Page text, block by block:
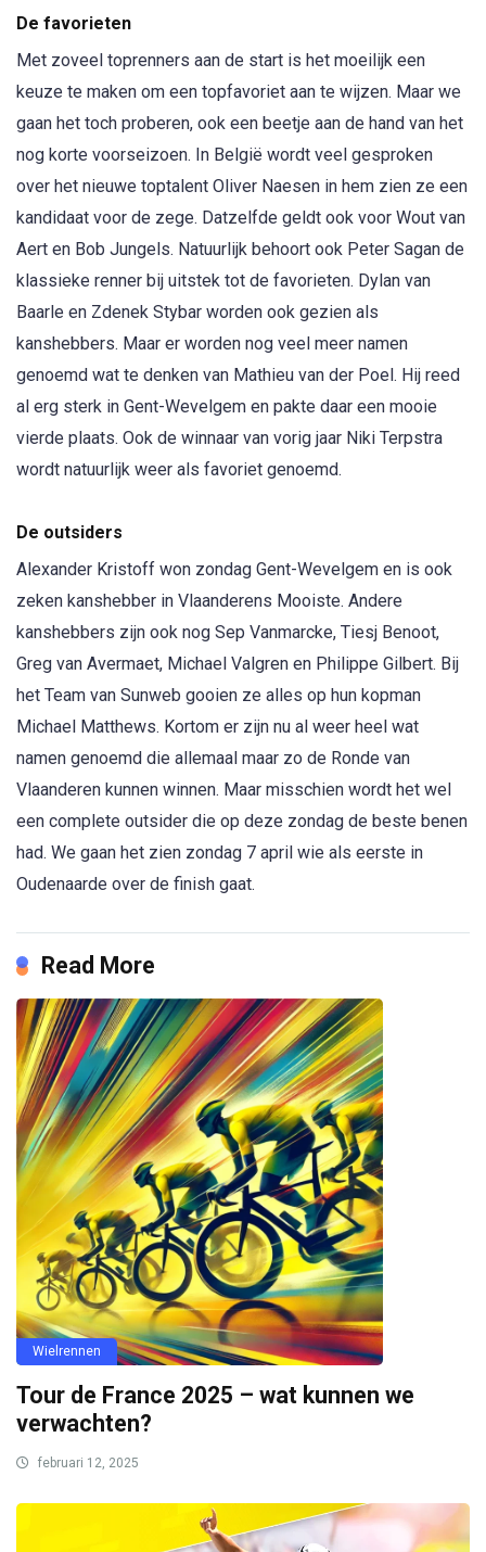
De favorieten
Met zoveel toprenners aan de start is het moeilijk een
keuze te maken om een topfavoriet aan te wijzen. Maar we
gaan het toch proberen, ook een beetje aan de hand van het
nog korte voorseizoen. In België wordt veel gesproken
over het nieuwe toptalent Oliver Naesen in hem zien ze een
kandidaat voor de zege. Datzelfde geldt ook voor Wout van
Aert en Bob Jungels. Natuurlijk behoort ook Peter Sagan de
klassieke renner bij uitstek tot de favorieten. Dylan van
Baarle en Zdenek Stybar worden ook gezien als
kanshebbers. Maar er worden nog veel meer namen
genoemd wat te denken van Mathieu van der Poel. Hij reed
al erg sterk in Gent-Wevelgem en pakte daar een mooie
vierde plaats. Ook de winnaar van vorig jaar Niki Terpstra
wordt natuurlijk weer als favoriet genoemd.
De outsiders
Alexander Kristoff won zondag Gent-Wevelgem en is ook
zeken kanshebber in Vlaanderens Mooiste. Andere
kanshebbers zijn ook nog Sep Vanmarcke, Tiesj Benoot,
Greg van Avermaet, Michael Valgren en Philippe Gilbert. Bij
het Team van Sunweb gooien ze alles op hun kopman
Michael Matthews. Kortom er zijn nu al weer heel wat
namen genoemd die allemaal maar zo de Ronde van
Vlaanderen kunnen winnen. Maar misschien wordt het wel
een complete outsider die op deze zondag de beste benen
had. We gaan het zien zondag 7 april wie als eerste in
Oudenaarde over de finish gaat.
Read More
Wielrennen
Tour de France 2025 – wat kunnen we
verwachten?
februari 12, 2025